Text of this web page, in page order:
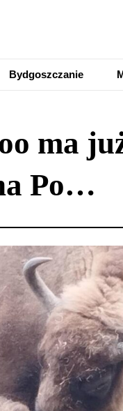
Bydgoszczanie
ma
Po…